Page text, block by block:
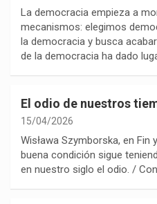
La democracia empieza a
mecanismos: elegimos
la democracia y busca
de la democracia ha dado
El odio de nuestros
15/04/2026
Wisława Szymborska, en Fin
buena condición sigue
en nuestro siglo el odio. /